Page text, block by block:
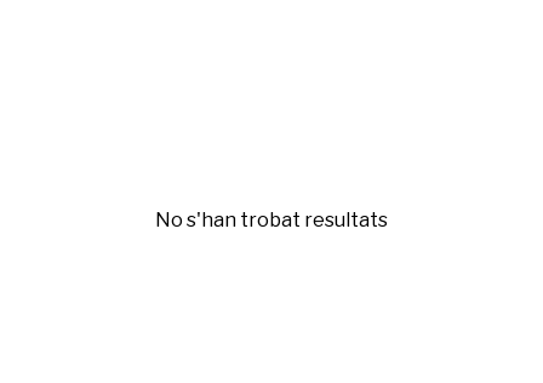
No s'han trobat resultats